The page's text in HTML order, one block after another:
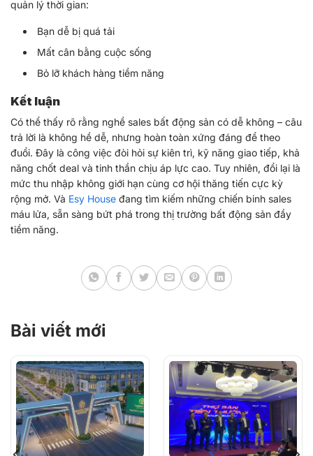
quản lý thời gian:
Bạn dễ bị quá tải
Mất cân bằng cuộc sống
Bỏ lỡ khách hàng tiềm năng
Kết luận
Có thể thấy rõ rằng nghề sales bất động sản có dễ không – câu
trả lời là không hề dễ, nhưng hoàn toàn xứng đáng để theo
đuổi. Đây là công việc đòi hỏi sự kiên trì, kỹ năng giao tiếp, khả
năng chốt deal và tinh thần chịu áp lực cao. Tuy nhiên, đổi lại là
mức thu nhập không giới hạn cùng cơ hội thăng tiến cực kỳ
rộng mở. Và Esy House đang tìm kiếm những chiến binh sales
máu lửa, sẵn sàng bứt phá trong thị trường bất động sản đầy
tiềm năng.
Bài viết mới